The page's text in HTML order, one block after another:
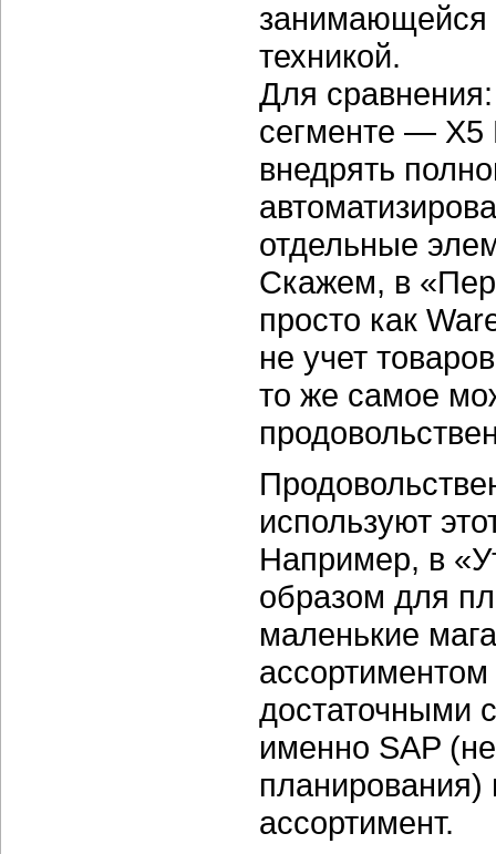
занимающейся
техникой.
Для
сегменте — X5
внедрять
отдельные
Скажем, в
просто как
не учет
то же самое
используют
Например, в
образом для
маленькие
достаточными
именно SAP
планирования)
ассортимент.